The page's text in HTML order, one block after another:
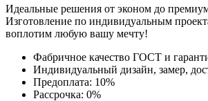
Идеальные решения от эконом до
Изготовление по индивидуальным
воплотим любую вашу мечту!
Фабричное качество ГОСТ и
Индивидуальный дизайн, замер,
Предоплата: 10%
Рассрочка: 0%